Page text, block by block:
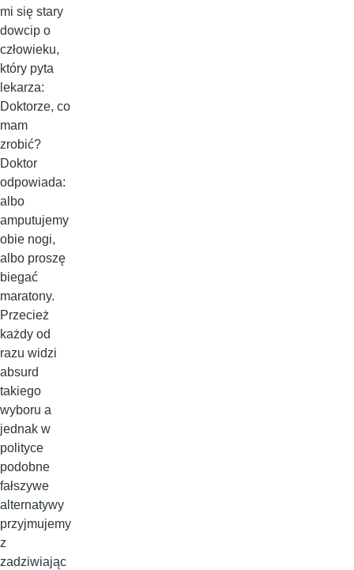
mi się stary
dowcip o
człowieku,
który pyta
lekarza:
Doktorze, co
mam
zrobić?
Doktor
odpowiada:
albo
amputujemy
obie nogi,
albo proszę
biegać
maratony.
Przecież
każdy od
razu widzi
absurd
takiego
wyboru a
jednak w
polityce
podobne
fałszywe
alternatywy
przyjmujemy
z
zadziwiając